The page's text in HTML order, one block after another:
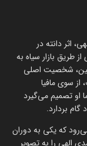
اثر دانته در
طریق بازار سیاه به
شخصیت اصلی
سوی مافیا
او تصمیم می‌گیرد
بردارد.
که یکی به دوران
الهی را به تصویر